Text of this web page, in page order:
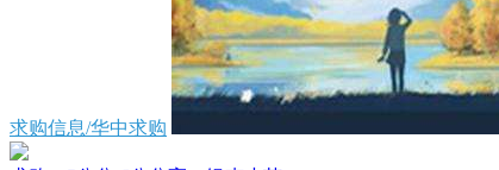
求购信息/华中求购